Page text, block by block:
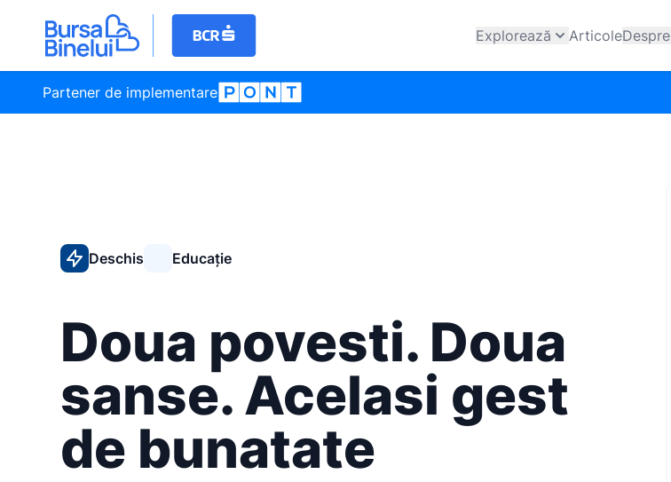
Explorează ArticoleDespre
Partener de implementare
Deschis Educație
Doua povesti. Doua
sanse. Acelasi gest
de bunatate